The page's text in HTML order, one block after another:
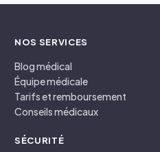
NOS SERVICES
Blog médical
Équipe médicale
Tarifs et remboursement
Conseils médicaux
SÉCURITÉ